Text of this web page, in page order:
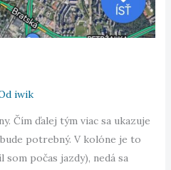
iwik
Čím ďalej tým viac sa ukazuje
potrebný. V kolóne je to
počas jazdy), nedá sa